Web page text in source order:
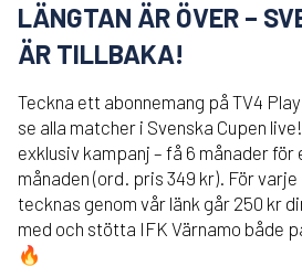
LÄNGTAN ÄR ÖVER –
ÄR TILLBAKA!
Teckna ett abonnemang på TV4
se alla matcher i Svenska Cupen
exklusiv kampanj – få 6 månader för
månaden (ord. pris 349 kr). För
tecknas genom vår länk går 250 kr
med och stötta IFK Värnamo både
🔥